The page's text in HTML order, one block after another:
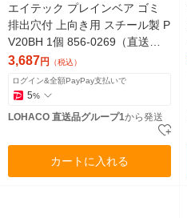
エイテック プレインベア ゴミ
排出穴付 上向き用 スチール製 P
V20BH 1個 856-0269（直送
品）
3,687円 （税込）
ログイン&全額PayPay支払いで
5%
LOHACO 直送品グループ1から発送
カートに入れる